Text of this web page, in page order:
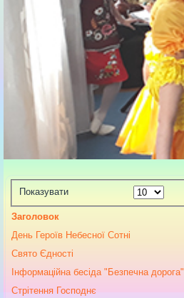
Показувати
Заголовок
День Героїв Небесної Сотні
Свято Єдності
Інформаційна бесіда "Безпечна дорога"
Стрітення Господнє